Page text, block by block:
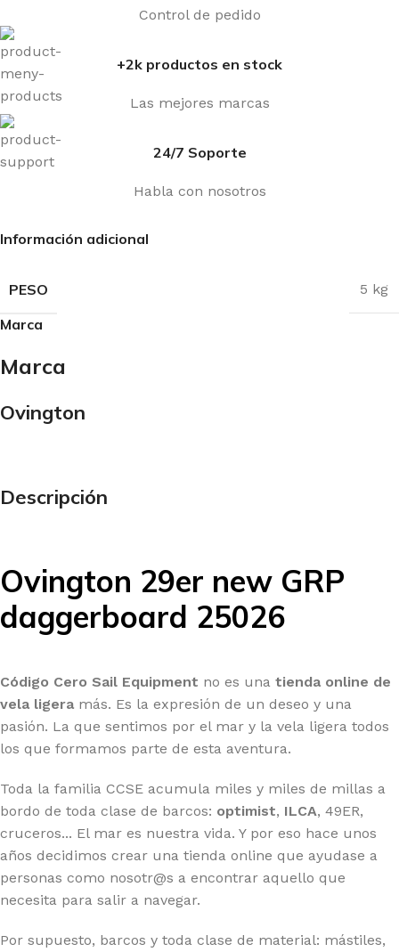
Control de pedido
+2k productos en stock
Las mejores marcas
24/7 Soporte
Habla con nosotros
Información adicional
PESO 5 kg
Marca
Marca
Ovington
Descripción
Ovington 29er new GRP
daggerboard 25026
Código Cero Sail Equipment no es una tienda online de
vela ligera más. Es la expresión de un deseo y una
pasión. La que sentimos por el mar y la vela ligera todos
los que formamos parte de esta aventura.
Toda la familia CCSE acumula miles y miles de millas a
bordo de toda clase de barcos: optimist, ILCA, 49ER,
cruceros... El mar es nuestra vida. Y por eso hace unos
años decidimos crear una tienda online que ayudase a
personas como nosotr@s a encontrar aquello que
necesita para salir a navegar.
Por supuesto, barcos y toda clase de material: mástiles,